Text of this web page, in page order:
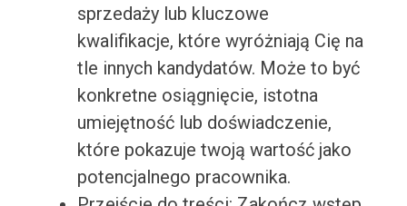
sprzedaży lub kluczowe
kwalifikacje, które wyróżniają Cię na
tle innych kandydatów. Może to być
konkretne osiągnięcie, istotna
umiejętność lub doświadczenie,
które pokazuje twoją wartość jako
potencjalnego pracownika.